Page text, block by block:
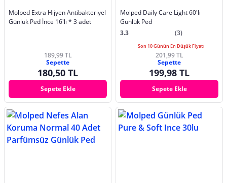
Molped Extra Hijyen Antibakteriyel
Günlük Ped İnce 16'lı * 3 adet
189,99 TL
Sepette
180,50 TL
Sepete Ekle
Molped Daily Care Light 60'lı
Günlük Ped
3.3
(3)
Son 10 Günün En Düşük Fiyatı
201,99 TL
Sepette
199,98 TL
Sepete Ekle